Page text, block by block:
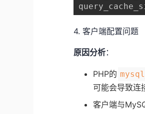
4. 客户端配置问题
原因分析：
PHP的​
可能会导致连
客户端与